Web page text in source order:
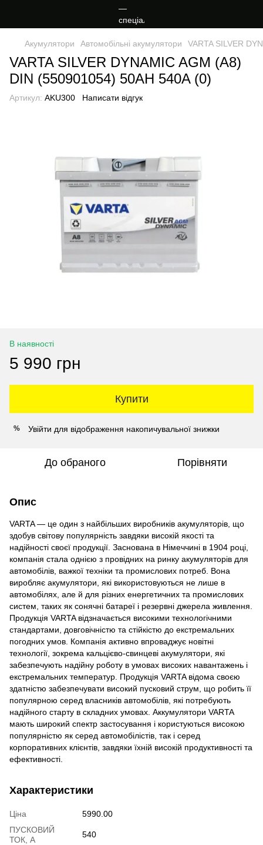
Акумулятори Автомобільні акумулятори VARTA SILVER
VARTA SILVER DYNAMIC AGM (A8)
DIN (550901054) 50AH 540A (0)
Артикул: AKU300 Написати відгук
В наявності
5 990 грн
Купити
% Увійти для відображення накопичувальної знижки
До обраного Порівняти
Опис
VARTA — це один з найбільших виробників акумуляторів, що
здобув світову популярність завдяки високій якості та
надійності своєї продукції. Заснована в Німеччині в 1904 році,
компанія стала однією з провідних на ринку акумуляторів для
автомобілів, важкої техніки та промислових потреб. Вона
виробляє акумулятори, які використовуються не лише в
автомобілях, але й для різних енергетичних та промислових
систем, таких як сонячні батареї і резервні джерела живлення.
Продукція VARTA відзначається високими технологічними
стандартами, довговічністю та стійкістю до екстремальних
погодних умов. Компанія активно впроваджує новітні
технології, зокрема кальцієво-свинцеві акумулятори, які
забезпечують надійну роботу в умовах високих навантажень і
екстремальних температур. Продукція VARTA відома своєю
здатністю забезпечувати високий пусковий струм, що робить її
популярною серед власників автомобілів, які потребують
надійного старту в складних умовах. Аккумулятори VARTA
мають широкий спектр застосування і користуються високою
популярністю як серед автомобілістів, так і серед
корпоративних клієнтів, завдяки їхній високій продуктивності та
ефективності.
Характеристики
Ціна
5990.00
ПУСКОВИЙ
ТОК, А
540